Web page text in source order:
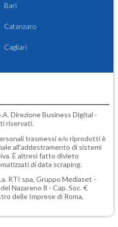
Bari
Catanzaro
Cagliari
Direzione Business Digital -
riservati.
trasmessi e/o riprodotti è
all'addestramento di sistemi
È altresì fatto divieto
di data scraping.
RTI spa, Gruppo Mediaset -
Nazareno 8 - Cap. Soc. €
delle Imprese di Roma,